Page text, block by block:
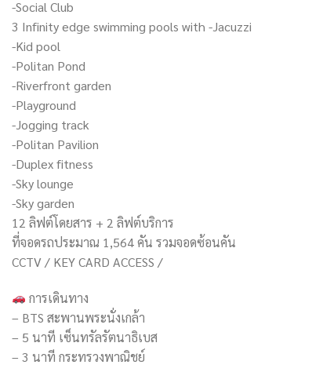
-Social Club
3 Infinity edge swimming pools with -Jacuzzi
-Kid pool
-Politan Pond
-Riverfront garden
-Playground
-Jogging track
-Politan Pavilion
-Duplex fitness
-Sky lounge
-Sky garden
12 ลิฟต์โดยสาร + 2 ลิฟต์บริการ
ที่จอดรถประมาณ 1,564 คัน รวมจอดซ้อนคัน
CCTV / KEY CARD ACCESS /
การเดินทาง
– BTS สะพานพระนั่งเกล้า
– 5 นาที เซ็นทรัลรัตนาธิเบส
– 3 นาที กระทรวงพาณิชย์